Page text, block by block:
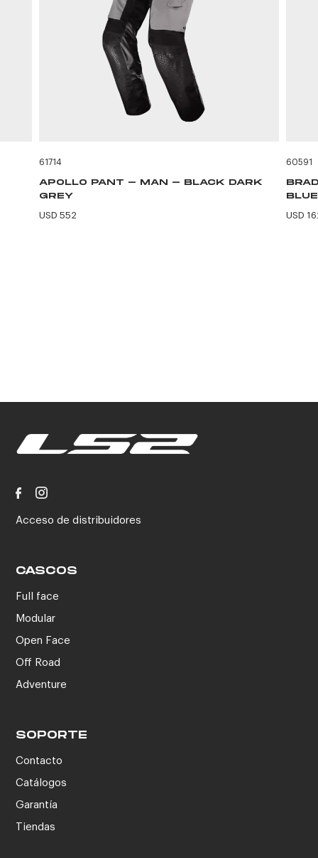
61714
APOLLO PANT - MAN - BLACK DARK
GREY
USD 552
60591
BLUE
USD
Acceso de distribuidores
CASCOS
Full face
Modular
Open Face
Off Road
Adventure
SOPORTE
Contacto
Catálogos
Garantía
Tiendas